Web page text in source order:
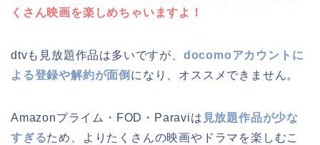
くさん映画を楽しめちゃいますよ！
dtvも見放題作品は多いですが、 docomoアカウントに
よる登録や解約が面倒 になり、オススメできません。
Amazonプライム・FOD・Paraviは 見放題作品が少な
すぎるため、よりたくさんの映画やドラマを楽しむこ